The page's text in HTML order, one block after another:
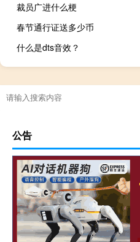
裁员广进什么梗
春节通行证送多少币
什么是dts音效？
公告